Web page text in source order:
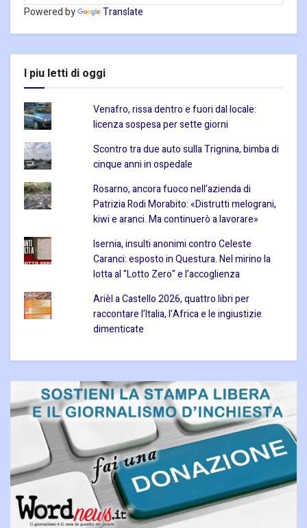
Powered by Translate
I piu letti di oggi
Venafro, rissa dentro e fuori dal locale:
licenza sospesa per sette giorni
Scontro tra due auto sulla Trignina, bimba di
cinque anni in ospedale
Rosarno, ancora fuoco nell’azienda di
Patrizia Rodi Morabito: «Distrutti melograni,
kiwi e aranci. Ma continuerò a lavorare»
Isernia, insulti anonimi contro Celeste
Caranci: esposto in Questura. Nel mirino la
lotta al "Lotto Zero" e l’accoglienza
Arièl a Castello 2026, quattro libri per
raccontare l’Italia, l’Africa e le ingiustizie
dimenticate